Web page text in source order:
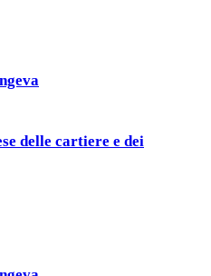
delle cartiere e dei